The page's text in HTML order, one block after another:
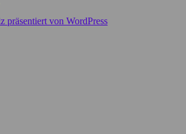
präsentiert von WordPress